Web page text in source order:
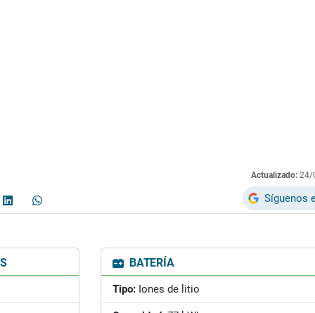
Actualizado: 24/
Síguenos
BATERÍA
Tipo: Iones de litio